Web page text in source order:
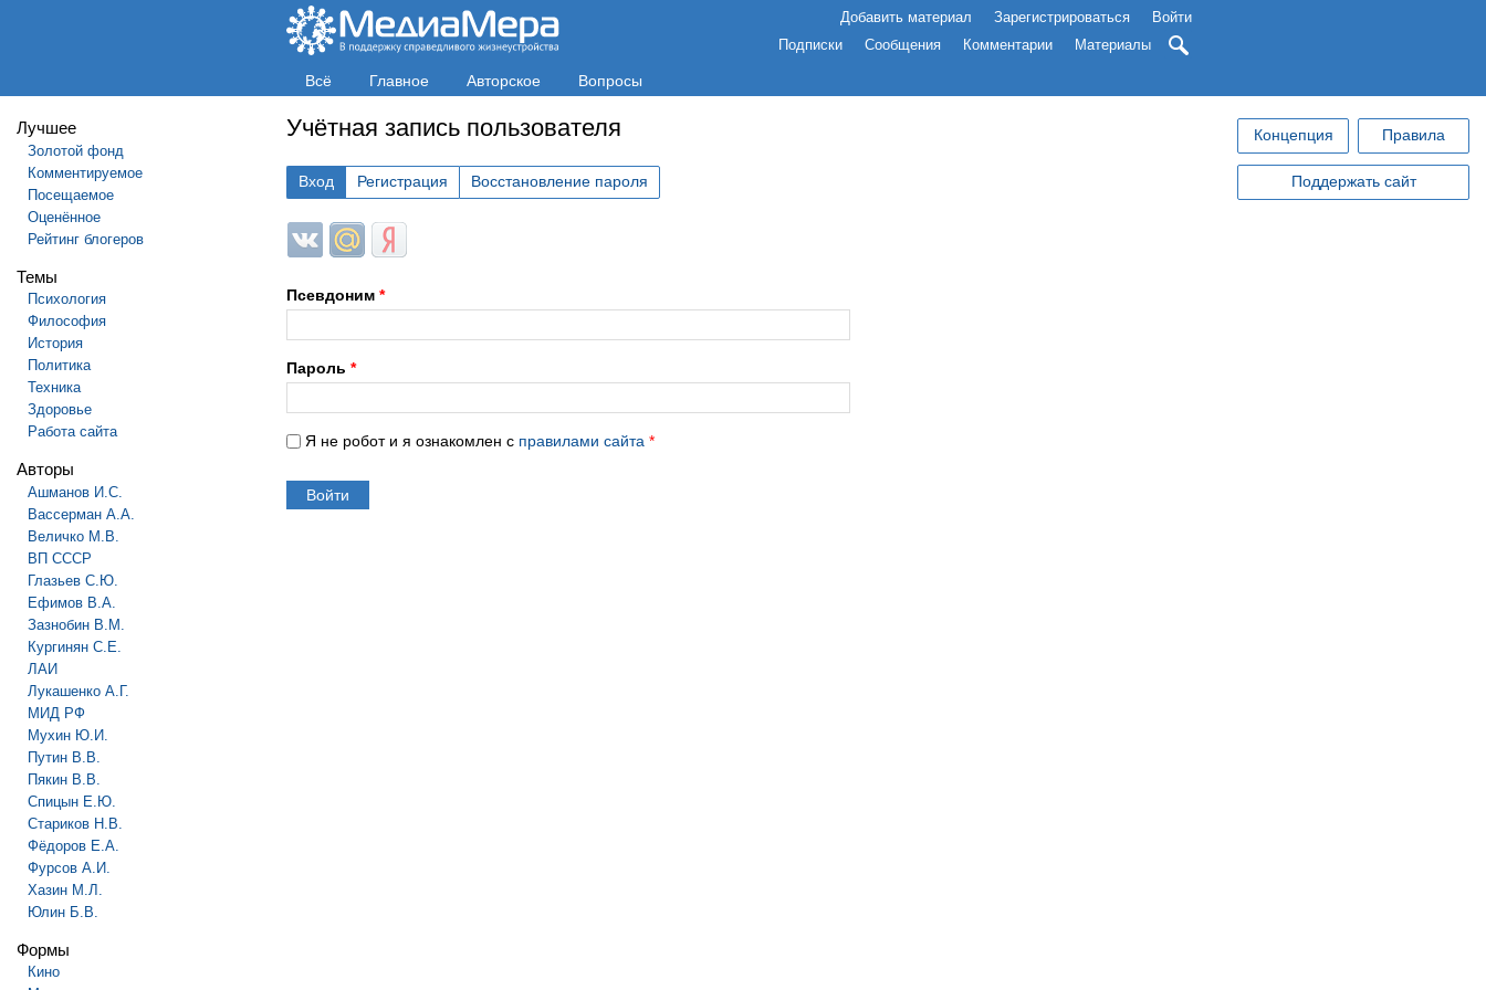
Добавить материал Зарегистрироваться
Войти
Подписки
Сообщения Комментарии Материалы
Всё Главное Авторское Вопросы
Лучшее
Золотой фонд
Комментируемое
Посещаемое
Оценённое
Рейтинг блогеров
Темы
Психология
Философия
История
Политика
Техника
Здоровье
Работа сайта
Авторы
Ашманов И.С.
Вассерман А.А.
Величко М.В.
ВП СССР
Глазьев С.Ю.
Ефимов В.А.
Зазнобин В.М.
Кургинян С.Е.
ЛАИ
Лукашенко А.Г.
МИД РФ
Мухин Ю.И.
Путин В.В.
Пякин В.В.
Спицын Е.Ю.
Стариков Н.В.
Фёдоров Е.А.
Фурсов А.И.
Хазин М.Л.
Юлин Б.В.
Формы
Кино
Учётная запись пользователя
Вход Регистрация Восстановление пароля
Login with ВКонтакте
Login with Mail.ru
Login with Яндекс
Псевдоним *
Пароль *
Я не робот и я ознакомлен с правилами сайта *
Концепция Правила
Поддержать сайт